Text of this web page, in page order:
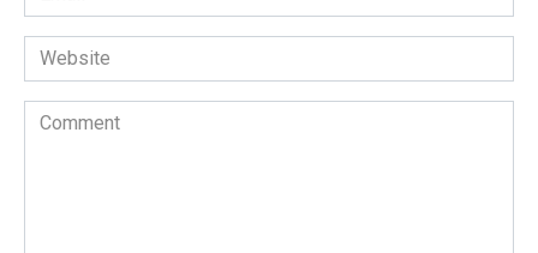
*
Website
Comment